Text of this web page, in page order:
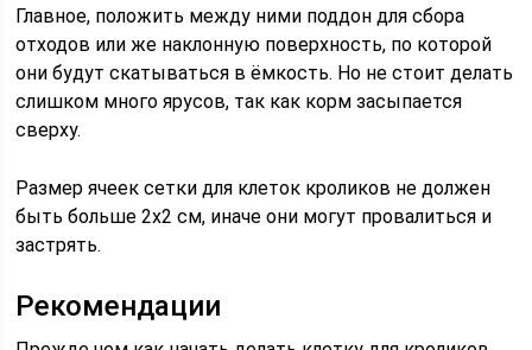
Главное, положить между ними поддон для сбора
отходов или же наклонную поверхность, по которой
они будут скатываться в ёмкость. Но не стоит делать
слишком много ярусов, так как корм засыпается
сверху.
Размер ячеек сетки для клеток кроликов не должен
быть больше 2х2 см, иначе они могут провалиться и
застрять.
Рекомендации